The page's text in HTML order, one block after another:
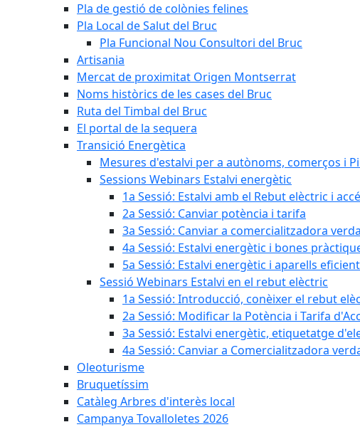
Pla de gestió de colònies felines
Pla Local de Salut del Bruc
Pla Funcional Nou Consultori del Bruc
Artisania
Mercat de proximitat Origen Montserrat
Noms històrics de les cases del Bruc
Ruta del Timbal del Bruc
El portal de la sequera
Transició Energètica
Mesures d'estalvi per a autònoms, comerços i
Sessions Webinars Estalvi energètic
1a Sessió: Estalvi amb el Rebut elèctric i
2a Sessió: Canviar potència i tarifa
3a Sessió: Canviar a comercialitzadora
4a Sessió: Estalvi energètic i bones
5a Sessió: Estalvi energètic i aparells
Sessió Webinars Estalvi en el rebut elèctric
1a Sessió: Introducció, conèixer el rebut
2a Sessió: Modificar la Potència i Tarifa
3a Sessió: Estalvi energètic, etiquetatge
4a Sessió: Canviar a Comercialitzadora
Oleoturisme
Bruquetíssim
Catàleg Arbres d'interès local
Campanya Tovalloletes 2026